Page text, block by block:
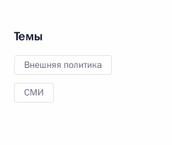
Темы
Внешняя политика
СМИ